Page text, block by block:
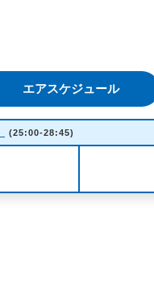
エアスケジュール
(25:00-28:45)